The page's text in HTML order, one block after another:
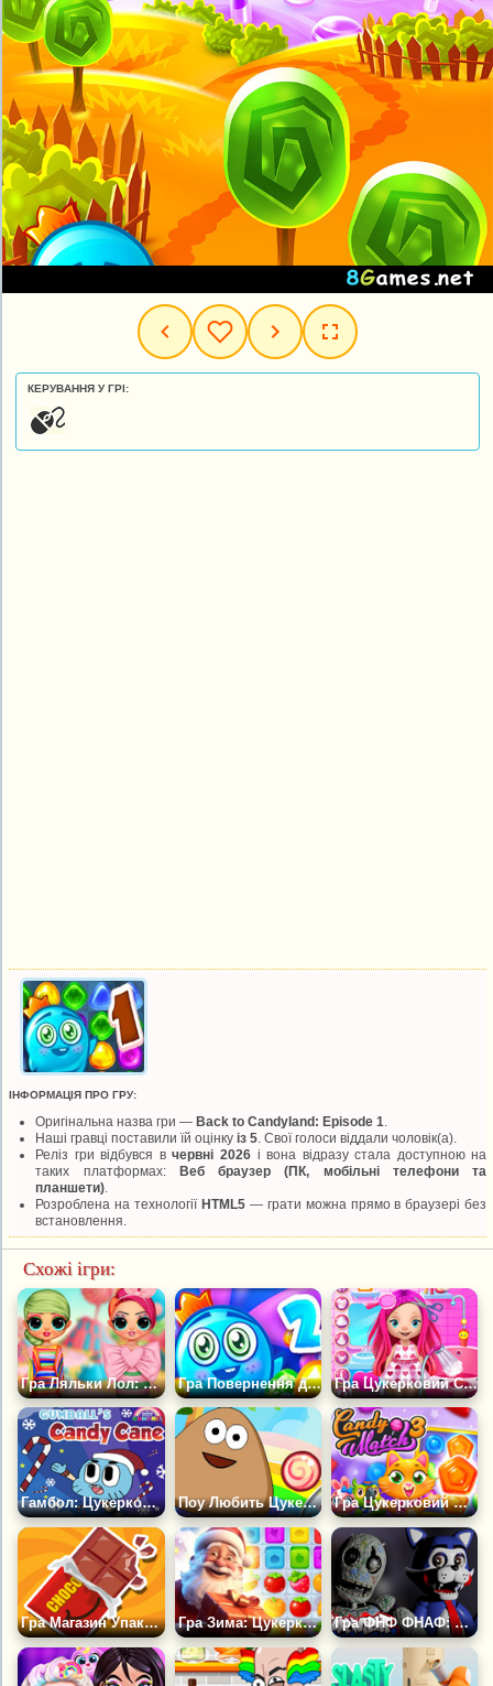
КЕРУВАННЯ У ГРІ:
ІНФОРМАЦІЯ ПРО ГРУ:
Оригінальна назва гри —Back to Candyland: Episode 1
Наші гравці поставили їй оцінкуіз 5 . Свої голоси віддаличоловік(а).
Реліз гри відбувся вчервні 2026і вона відразу стала доступною на
таких платформах: Веб браузер (ПК, мобільні телефони та
планшети)
Розроблена на технології HTML5— грати можна прямо в браузері без
встановлення.
Схожі ігри:
Гра Ляльки Лол: Модний Цукерковий Лук Гра Повернення до Країни Цукерок 2 Гра Цукерковий Світ Малятка Белли
Гамбол: Цукерковий Альпініст Поу Любить Цукерки Гра Цукерковий Матч-3
Гра Магазин Упаковки Цукерок Гра Зима: Цукерковий Вибух Плитки Гра ФНФ ФНАФ: Світ Кенді